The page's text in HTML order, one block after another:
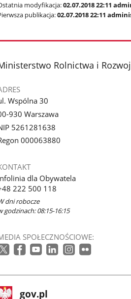
modyfikacja:02.07.2018 22:11
publikacja:02.07.2018 22:11
Rolnictwa i
Wspólna 30
930 Warszawa
5261281638
000063880
dla Obywatela
222 500 118
dni robocze
godzinach: 08:15-16:15
SPOŁECZNOŚCIOWE:
Strona
gov.pl